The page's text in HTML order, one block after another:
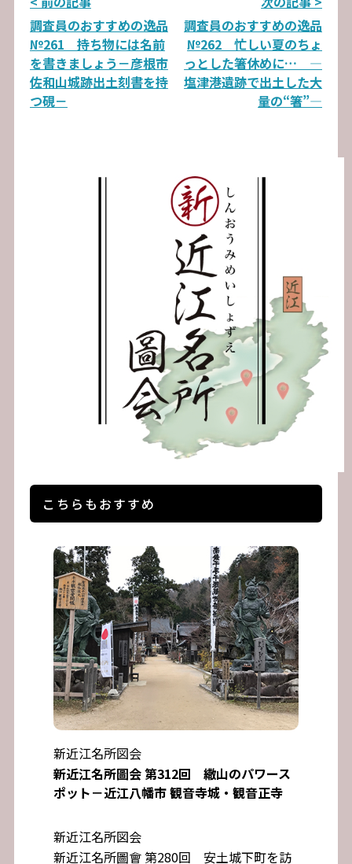
稿
ナ
ビ
調査員のおすすめの逸品
№261 持ち物には名前
を書きましょう－彦根市
佐和山城跡出土刻書を持
つ硯－
調査員のおすすめの逸品
№262 忙しい夏のちょ
っとした箸休めに… ―
塩津港遺跡で出土した大
量の“箸”―
こちらもおすすめ
新近江名所図会
新近江名所圖会 第312回 繖山のパワース
ポット－近江八幡市 観音寺城・観音正寺
新近江名所図会
新近江名所圖會 第280回 安土城下町を訪